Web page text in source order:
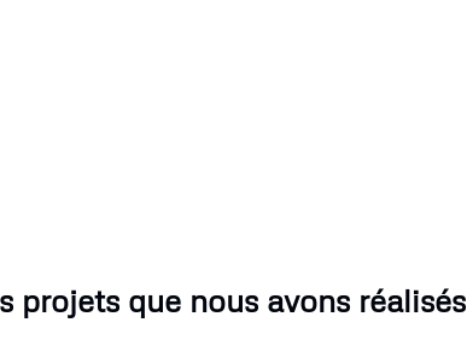
projets que nous avons réalisés